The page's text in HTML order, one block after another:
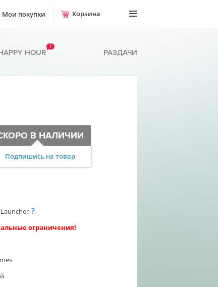
Мои покупки Корзина
HOUR
!
РАЗДАЧИ
В НАЛИЧИИ
Подпишись на товар
Launcher ?
ограничения!